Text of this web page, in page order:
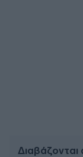
Διαβάζονται